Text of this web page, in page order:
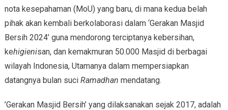
nota kesepahaman (MoU) yang baru, di mana kedua belah
pihak akan kembali berkolaborasi dalam ‘Gerakan Masjid
Bersih 2024’ guna mendorong terciptanya kebersihan,
kehigienisan, dan kemakmuran 50.000 Masjid di berbagai
wilayah Indonesia, Utamanya dalam mempersiapkan
datangnya bulan suci Ramadhan mendatang.
’Gerakan Masjid Bersih’ yang dilaksanakan sejak 2017, adalah